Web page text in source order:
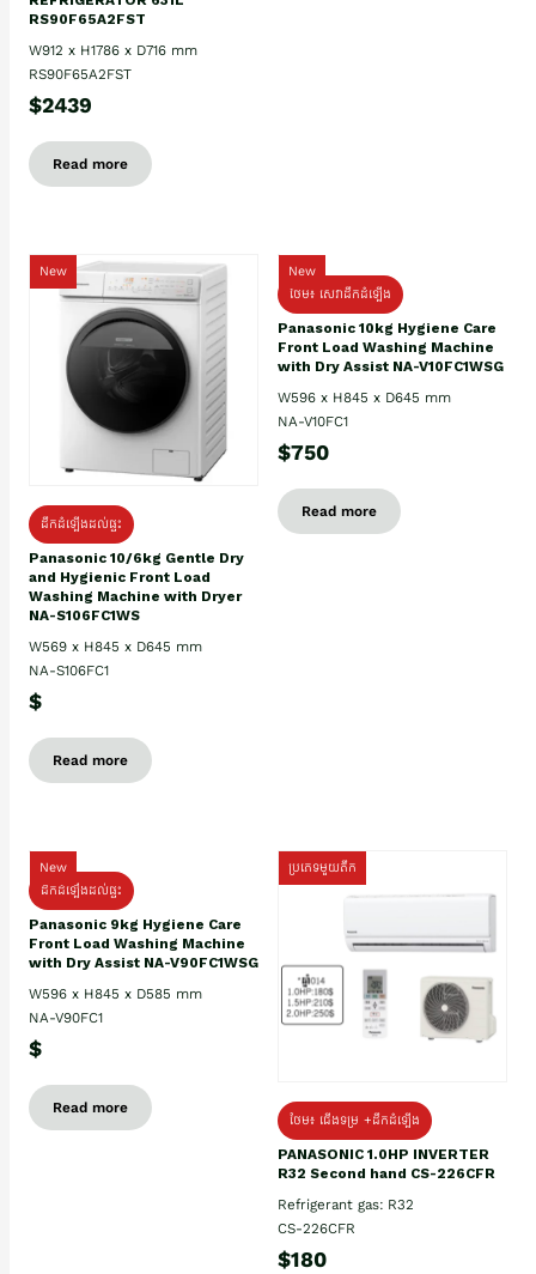
RS90F65A2FST
W912 x H1786 x D716 mm
RS90F65A2FST
$2439
Read more
New
ដឹកដំឡើងដល់ផ្ទះ
Panasonic 10/6kg Gentle Dry
and Hygienic Front Load
Washing Machine with Dryer
NA-S106FC1WS
W569 x H845 x D645 mm
NA-S106FC1
$
Read more
New
ថែម៖ សេវាដឹកដំឡើង
Panasonic 10kg Hygiene Care
Front Load Washing Machine
with Dry Assist NA-V10FC1WSG
W596 x H845 x D645 mm
NA-V10FC1
$750
Read more
New
ដឹកដំឡើងដល់ផ្ទះ
Panasonic 9kg Hygiene Care
Front Load Washing Machine
with Dry Assist NA-V90FC1WSG
W596 x H845 x D585 mm
NA-V90FC1
$
Read more
ប្រភេទមួយតឹក
ថែម៖ ជើងទម្រ +ដឹកដំឡើង
PANASONIC 1.0HP INVERTER
R32 Second hand CS-226CFR
Refrigerant gas: R32
CS-226CFR
$180